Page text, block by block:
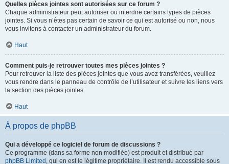
Quelles pièces jointes sont autorisées sur ce forum ?
Chaque administrateur peut autoriser ou interdire certains types de pièces
jointes. Si vous n’êtes pas certain de savoir ce qui est autorisé ou non, nous
vous invitons à contacter un administrateur du forum.
Haut
Comment puis-je retrouver toutes mes pièces jointes ?
Pour retrouver la liste des pièces jointes que vous avez transférées, veuillez
vous rendre dans le panneau de contrôle de l’utilisateur et suivre les liens vers
la section des pièces jointes.
Haut
À propos de phpBB
Qui a développé ce logiciel de forum de discussions ?
Ce programme (dans sa forme non modifiée) est produit et distribué par
phpBB Limited , qui en est le légitime propriétaire. Il est rendu accessible sous